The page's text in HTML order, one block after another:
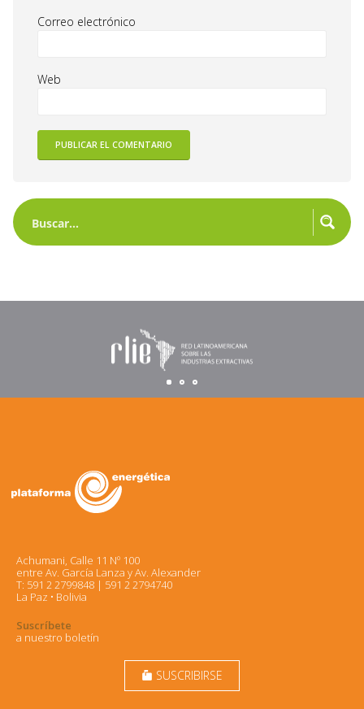
Correo electrónico
Web
Achumani, Calle 11 Nº 100
entre Av. García Lanza y Av. Alexander
T: 591 2 2799848 | 591 2 2794740
La Paz • Bolivia
Suscríbete
a nuestro boletín
markunread_mailbox SUSCRIBIRSE